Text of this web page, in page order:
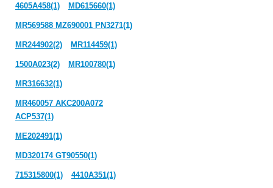
4605A458(1) MD615660(1)
MR569588 MZ690001 PN3271(1)
MR244902(2) MR114459(1)
1500A023(2) MR100780(1)
MR316632(1)
MR460057 AKC200A072
ACP537(1)
ME202491(1)
MD320174 GT90550(1)
715315800(1) 4410A351(1)